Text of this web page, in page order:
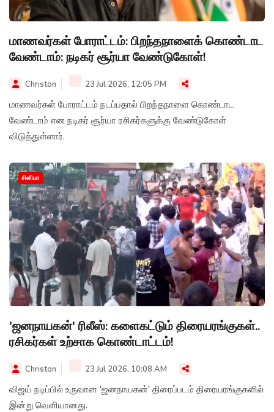
மாணவர்கள் போராட்டம்: பிறந்தநாளைக் கொண்டாட
வேண்டாம்: நடிகர் சூர்யா வேண்டுகோள்!
Christon 23 Jul 2026, 12:05 PM
மாணவர்கள் போராட்டம் நடப்பதால் பிறந்தநாளை கொண்டாட
வேண்டாம் என நடிகர் சூர்யா ரசிகர்களுக்கு வேண்டுகோள்
விடுத்துள்ளார்.
சினிமா
'ஜனநாயகன்' ரிலீஸ்: களைகட்டும் திரையரங்குகள்..
ரசிகர்கள் உற்சாக கொண்டாட்டம்!
Christon 23 Jul 2026, 10:08 AM
விஜய் நடிப்பில் உருவான 'ஜனநாயகன்' திரைப்படம் திரையரங்குகளில்
இன்று வெளியானது.